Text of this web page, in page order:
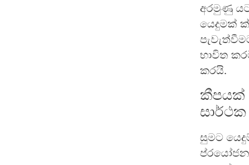
අරමුණු
යෙදුමක්
භාවිත
කරයි.
කීපයක්
සාර්ථක
සුමට